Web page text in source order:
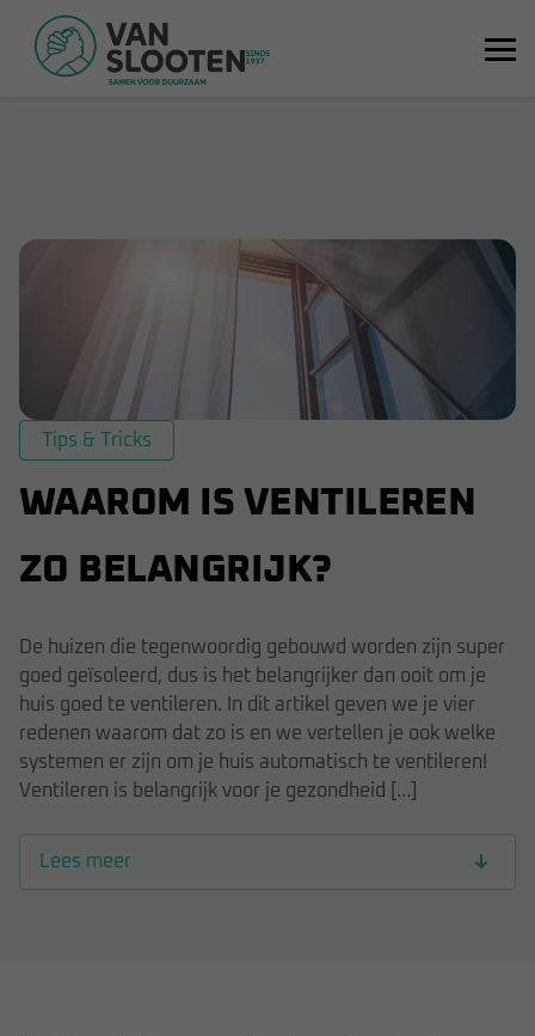
Tips & Tricks
WAAROM IS VENTILEREN
ZO BELANGRIJK?
De huizen die tegenwoordig gebouwd worden zijn super
goed geïsoleerd, dus is het belangrijker dan ooit om je
huis goed te ventileren. In dit artikel geven we je vier
redenen waarom dat zo is en we vertellen je ook welke
systemen er zijn om je huis automatisch te ventileren!
Ventileren is belangrijk voor je gezondheid […]
Lees meer